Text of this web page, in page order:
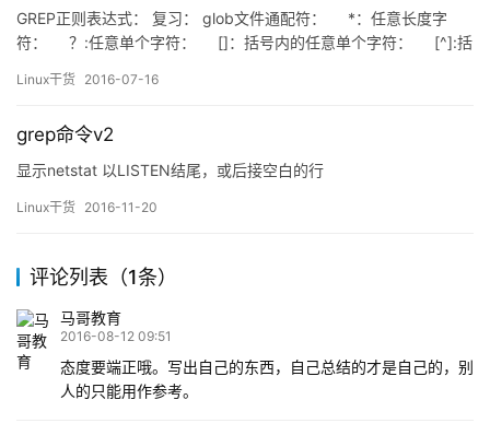
GREP正则表达式： 复习： glob文件通配符： *：任意长度字
符： ？:任意单个字符： []：括号内的任意单个字符： [^]:括
Linux干货 2016-07-16
grep命令v2
显示netstat 以LISTEN结尾，或后接空白的行
Linux干货 2016-11-20
评论列表（1条）
马哥教育
2016-08-12 09:51
态度要端正哦。写出自己的东西，自己总结的才是自己的，别
人的只能用作参考。